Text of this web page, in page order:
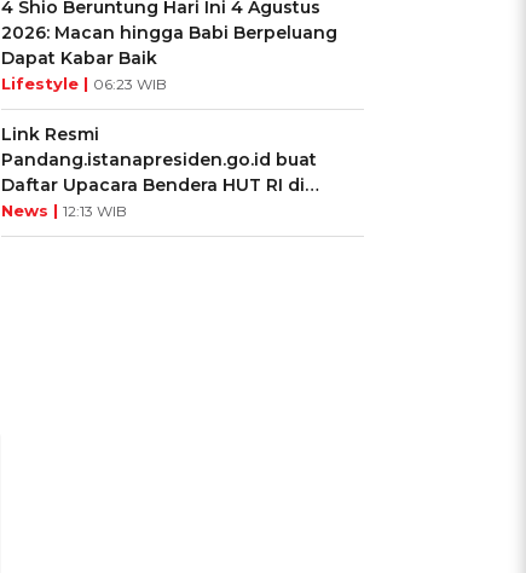
4 Shio Beruntung Hari Ini 4 Agustus
2026: Macan hingga Babi Berpeluang
Dapat Kabar Baik
Lifestyle | 06:23 WIB
Link Resmi
Pandang.istanapresiden.go.id buat
Daftar Upacara Bendera HUT RI di
Istana Negara
News | 12:13 WIB